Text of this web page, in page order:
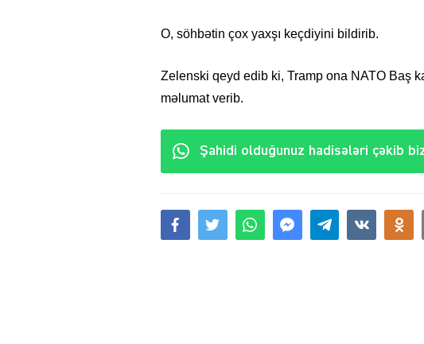
O, söhbətin çox yaxşı keçdiyini bildirib.
Zelenski qeyd edib ki, Tramp ona NATO Baş
məlumat verib.
Şahidi olduğunuz hadisələri çəkib